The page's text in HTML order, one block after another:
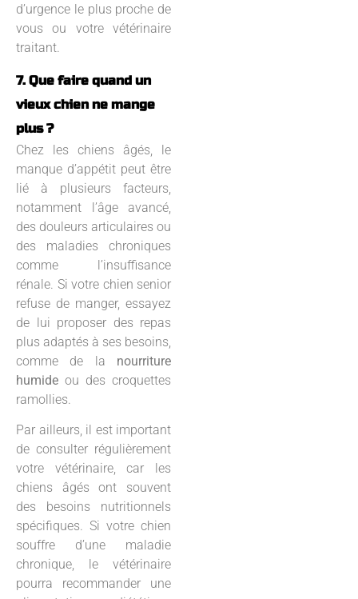
d’urgence le plus proche de
vous ou votre vétérinaire
traitant.
7. Que faire quand un
vieux chien ne mange
plus ?
Chez les chiens âgés, le
manque d’appétit peut être
lié à plusieurs facteurs,
notamment l’âge avancé,
des douleurs articulaires ou
des maladies chroniques
comme l’insuffisance
rénale. Si votre chien senior
refuse de manger, essayez
de lui proposer des repas
plus adaptés à ses besoins,
comme de la nourriture
humide ou des croquettes
ramollies.
Par ailleurs, il est important
de consulter régulièrement
votre vétérinaire, car les
chiens âgés ont souvent
des besoins nutritionnels
spécifiques. Si votre chien
souffre d’une maladie
chronique, le vétérinaire
pourra recommander une